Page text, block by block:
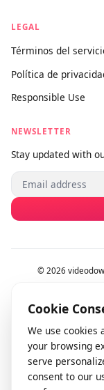
SOPORTE
Sobre nosotros
Contáctanos
LEGAL
Términos del
Política de
Responsible Use
NEWSLETTER
Stay updated with